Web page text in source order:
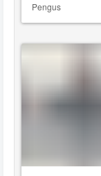
Pengus